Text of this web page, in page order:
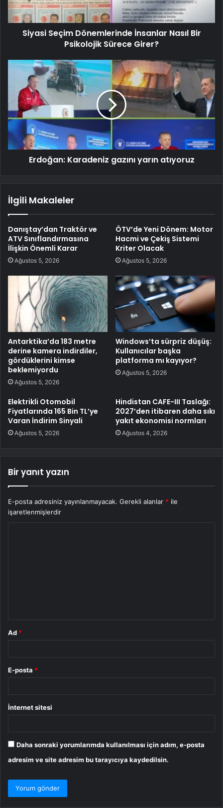
Siyasi Seçim Dönemlerinde İnsanlar Nasıl Bir
Psikolojik Sürece Girer?
Erdoğan: Karadeniz gazını yarın atıyoruz
İlgili Makaleler
Danıştay’dan Traktör ve
ATV Sınıflandırmasına
İlişkin Önemli Karar
Ağustos 5, 2026
ÖTV’de Yeni Dönem: Motor
Hacmi ve Çekiş Sistemi
Kriter Olacak
Ağustos 5, 2026
Antarktika’da 183 metre
derine kamera indirdiler,
gördüklerini kimse
beklemiyordu
Ağustos 5, 2026
Windows’ta sürpriz düşüş:
Kullanıcılar başka
platforma mı kayıyor?
Ağustos 5, 2026
Elektrikli Otomobil
Fiyatlarında 165 Bin TL’ye
Varan İndirim Sinyali
Ağustos 5, 2026
Hindistan CAFE-III Taslağı:
2027’den itibaren daha sıkı
yakıt ekonomisi normları
Ağustos 4, 2026
Bir yanıt yazın
E-posta adresiniz yayınlanmayacak. Gerekli alanlar * ile
işaretlenmişlerdir
Ad *
E-posta *
İnternet sitesi
Daha sonraki yorumlarımda kullanılması için adım, e-posta
adresim ve site adresim bu tarayıcıya kaydedilsin.